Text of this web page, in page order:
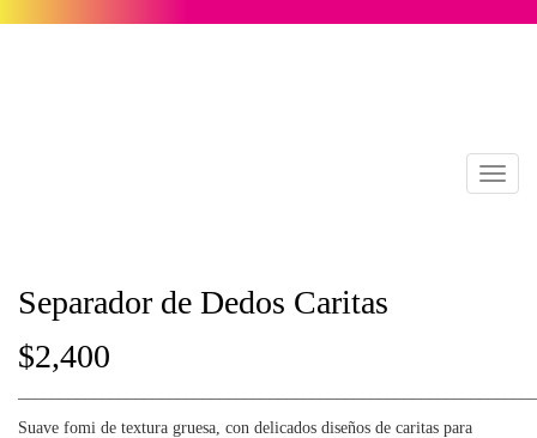
Toggle
Separador de Dedos Caritas
$2,400
Suave fomi de textura gruesa, con delicados diseños de caritas para